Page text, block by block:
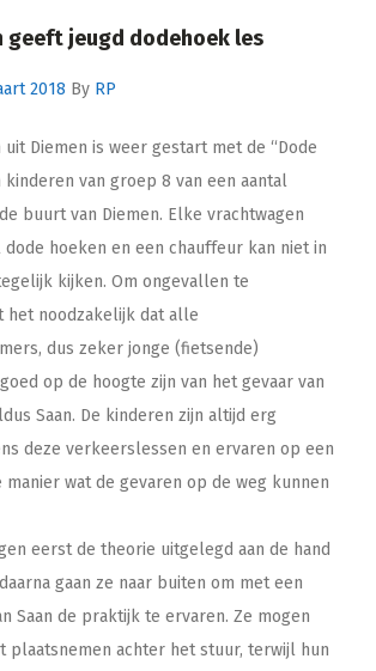
geeft jeugd dodehoek les
2018 By RP
uit Diemen is weer gestart met de “Dode
kinderen van groep 8 van een aantal
buurt van Diemen. Elke vrachtwagen
dode hoeken en een chauffeur kan niet in
kijken. Om ongevallen te
noodzakelijk dat alle
dus zeker jonge (fietsende)
op de hoogte zijn van het gevaar van
Saan. De kinderen zijn altijd erg
deze verkeerslessen en ervaren op een
manier wat de gevaren op de weg kunnen
eerst de theorie uitgelegd aan de hand
gaan ze naar buiten om met een
Saan de praktijk te ervaren. Ze mogen
plaatsnemen achter het stuur, terwijl hun